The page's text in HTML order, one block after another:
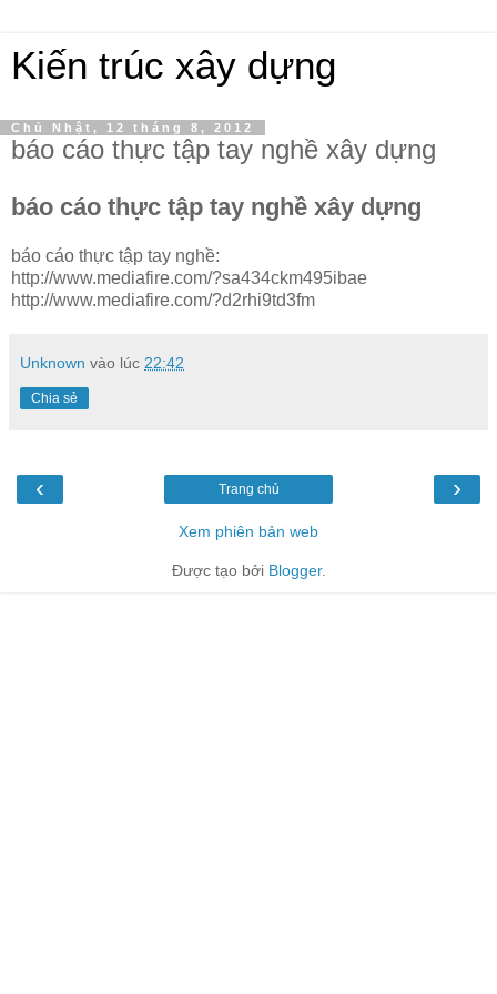
Kiến trúc xây dựng
Chủ Nhật, 12 tháng 8, 2012
báo cáo thực tập tay nghề xây dựng
báo cáo thực tập tay nghề xây dựng
báo cáo thực tập tay nghề:
http://www.mediafire.com/?sa434ckm495ibae
http://www.mediafire.com/?d2rhi9td3fm
Unknown vào lúc 22:42
Chia sẻ
‹ ›
Trang chủ
Xem phiên bản web
Được tạo bởi Blogger.